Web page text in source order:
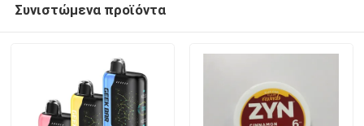
Συνιστώμενα προϊόντα